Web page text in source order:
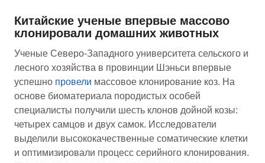
Китайские ученые впервые массово
клонировали домашних животных
Ученые Северо-Западного университета сельского и
лесного хозяйства в провинции Шэньси впервые
успешно провели массовое клонирование коз. На
основе биоматериала породистых особей
специалисты получили шесть клонов дойной козы:
четырех самцов и двух самок. Исследователи
выделили высококачественные соматические клетки
и оптимизировали процесс серийного клонирования.